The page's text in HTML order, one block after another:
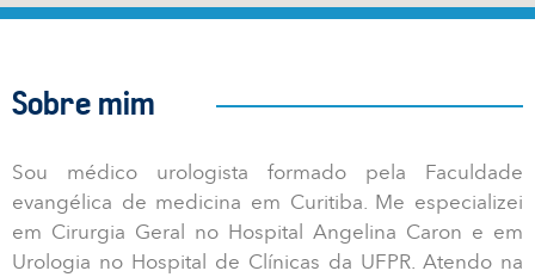
Sobre mim
Sou médico urologista formado pela Faculdade
evangélica de medicina em Curitiba.​​​​​​​​​​​ Me especializei
em Cirurgia Geral no Hospital Angelina Caron e em
Urologia no Hospital de Clínicas da UFPR. Atendo na